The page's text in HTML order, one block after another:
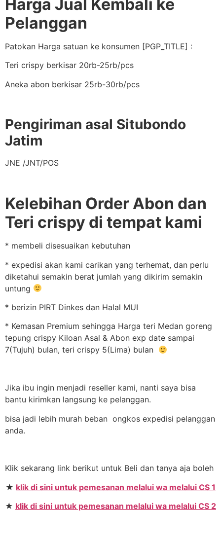
Harga Jual Kembali ke
Pelanggan
Patokan Harga satuan ke konsumen [PGP_TITLE] :
Teri crispy berkisar 20rb-25rb/pcs
Aneka abon berkisar 25rb-30rb/pcs
Pengiriman asal Situbondo
Jatim
JNE /JNT/POS
Kelebihan Order Abon dan
Teri crispy di tempat kami
* membeli disesuaikan kebutuhan
* expedisi akan kami carikan yang terhemat, dan perlu
diketahui semakin berat jumlah yang dikirim semakin
untung
* berizin PIRT Dinkes dan Halal MUI
* Kemasan Premium sehingga Harga teri Medan goreng
tepung crispy Kiloan Asal & Abon exp date sampai
7(Tujuh) bulan, teri crispy 5(Lima) bulan
Jika ibu ingin menjadi reseller kami, nanti saya bisa
bantu kirimkan langsung ke pelanggan.
bisa jadi lebih murah beban ongkos expedisi pelanggan
anda.
Klik sekarang link berikut untuk Beli dan tanya aja boleh
★ klik di sini untuk pemesanan melalui wa melalui CS 1
★ klik di sini untuk pemesanan melalui wa melalui CS 2